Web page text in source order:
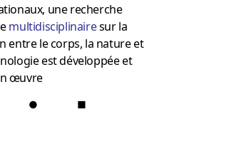
une recherche
multidisciplinairesur la
entre le corps, la nature et
est développée et
œuvre
● ■